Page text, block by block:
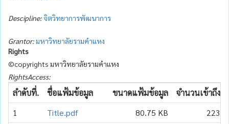
Descipline: จิตวิทยาการพัฒนาการ
Grantor:มหาวิทยาลัยรามคำแหง
Rights
©copyrights มหาวิทยาลัยรามคำแหง
RightsAccess:
ลำดับที่. ชื่อแฟ้มข้อมูล ขนาดแฟ้มข้อมูล จำนวนเข้าถึง
1
Title.pdf 80.75 KB 223